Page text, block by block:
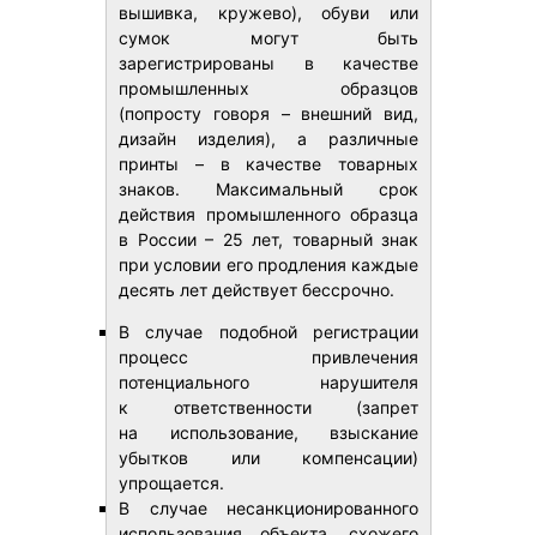
вышивка, кружево), обуви или
сумок могут быть
зарегистрированы в качестве
промышленных образцов
(попросту говоря – внешний вид,
дизайн изделия), а различные
принты – в качестве товарных
знаков. Максимальный срок
действия промышленного образца
в России – 25 лет, товарный знак
при условии его продления каждые
десять лет действует бессрочно.
В случае подобной регистрации
процесс привлечения
потенциального нарушителя
к ответственности (запрет
на использование, взыскание
убытков или компенсации)
упрощается.
В случае несанкционированного